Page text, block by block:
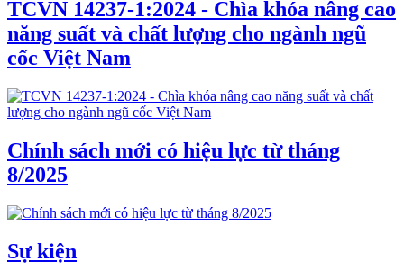
TCVN 14237-1:2024 - Chìa khóa nâng cao
năng suất và chất lượng cho ngành ngũ
cốc Việt Nam
Chính sách mới có hiệu lực từ tháng
8/2025
Sự kiện